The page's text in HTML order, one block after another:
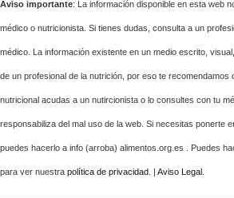
Aviso importante: La información disponible en esta web
médico o nutricionista. Si tienes dudas, consulta a un
médico. La información existente en un medio escrito,
de un profesional de la nutrición, por eso te recomendamos
nutricional acudas a un nutircionista o lo consultes con tu
responsabiliza del mal uso de la web. Si necesitas ponerte
puedes hacerlo a info (arroba) alimentos.org.es . Puedes
para ver nuestra política de privacidad . | Aviso Legal